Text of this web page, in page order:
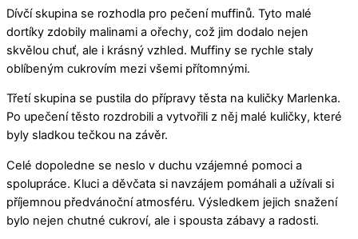
Dívčí skupina se rozhodla pro pečení muffinů. Tyto malé
dortíky zdobily malinami a ořechy, což jim dodalo nejen
skvělou chuť, ale i krásný vzhled. Muffiny se rychle staly
oblíbeným cukrovím mezi všemi přítomnými.
Třetí skupina se pustila do přípravy těsta na kuličky Marlenka.
Po upečení těsto rozdrobili a vytvořili z něj malé kuličky, které
byly sladkou tečkou na závěr.
Celé dopoledne se neslo v duchu vzájemné pomoci a
spolupráce. Kluci a děvčata si navzájem pomáhali a užívali si
příjemnou předvánoční atmosféru. Výsledkem jejich snažení
bylo nejen chutné cukroví, ale i spousta zábavy a radosti.